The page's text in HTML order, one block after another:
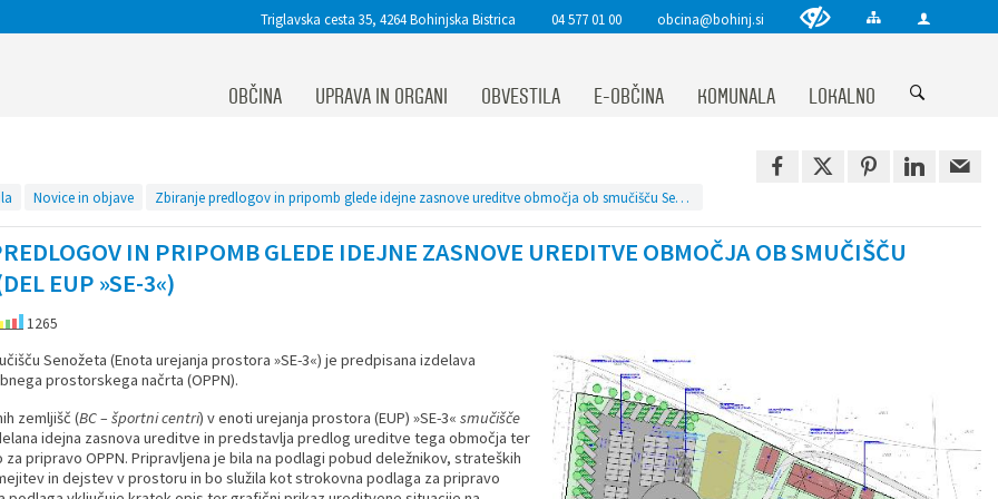
Triglavska cesta 35, 4264 Bohinjska Bistrica 04 577 01 00 obcina@bohinj.si
OBČINA UPRAVA IN ORGANI OBVESTILA E-OBČINA KOMUNALA LOKALNO
Novice in objave Zbiranje predlogov in pripomb glede idejne zasnove ureditve območja ob smučišču Senožeta (del EUP »SE-3«)
IN PRIPOMB GLEDE IDEJNE ZASNOVE UREDITVE OBMOČJA OB SMUČIŠČU
EUP »SE-3«)
1265
Senožeta (Enota urejanja prostora »SE-3«) je predpisana izdelava
prostorskega načrta (OPPN).
zemljišč (BC – športni centri) v enoti urejanja prostora (EUP) »SE-3« smučišče
idejna zasnova ureditve in predstavlja predlog ureditve tega območja ter
pripravo OPPN. Pripravljena je bila na podlagi pobud deležnikov, strateških
in dejstev v prostoru in bo služila kot strokovna podlaga za pripravo